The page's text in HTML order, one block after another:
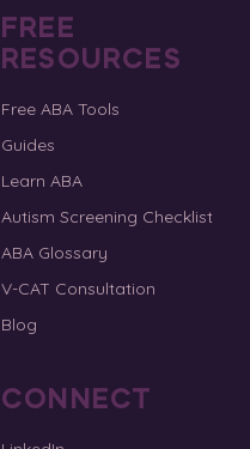
FREE
RESOURCES
Free ABA Tools
Guides
Learn ABA
Autism Screening Checklist
ABA Glossary
V-CAT Consultation
Blog
CONNECT